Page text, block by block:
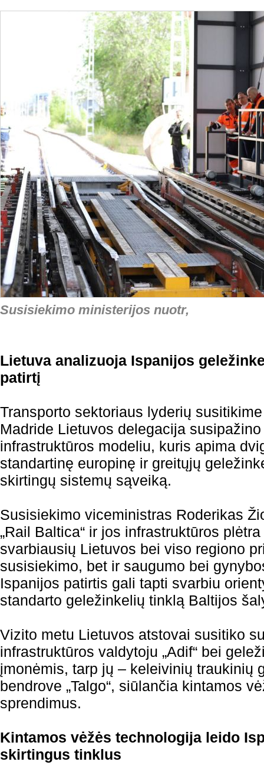
Susisiekimo ministerijos nuotr,
Lietuva analizuoja Ispanijos
patirtį
Transporto sektoriaus lyderių susitikime
Madride Lietuvos delegacija
infrastruktūros modeliu, kuris apima
standartinę europinę ir greitųjų
skirtingų sistemų sąveiką.
Susisiekimo viceministras Roderikas
„Rail Baltica“ ir jos infrastruktūros
svarbiausių Lietuvos bei viso regiono
susisiekimo, bet ir saugumo bei
Ispanijos patirtis gali tapti svarbiu
standarto geležinkelių tinklą Baltijos
Vizito metu Lietuvos atstovai susitiko
infrastruktūros valdytoju „Adif“ bei
įmonėmis, tarp jų – keleivinių traukinių
bendrove „Talgo“, siūlančia kintamos
sprendimus.
Kintamos vėžės technologija leido
skirtingus tinklus